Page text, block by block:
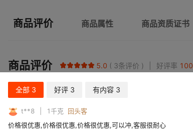
商品评价 商品属性 商品资质证书
商品评价 5.0 3条评价 好评率 100
全部 3 好评 3 有内容 3
t**8 1千克
回头客
价格很优惠,价格很优惠,价格很优惠,可以冲,客服很耐心